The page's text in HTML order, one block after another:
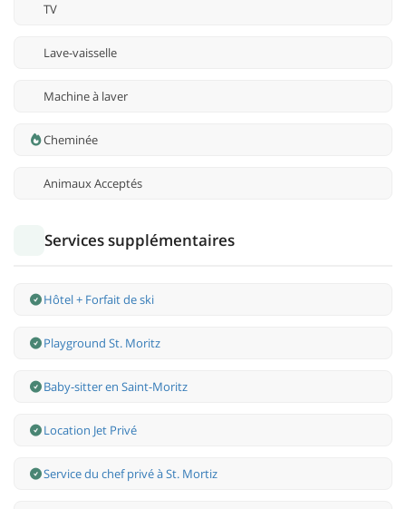
TV
Lave-vaisselle
Machine à laver
Cheminée
Animaux Acceptés
Services supplémentaires
Hôtel + Forfait de ski
Playground St. Moritz
Baby-sitter en Saint-Moritz
Location Jet Privé
Service du chef privé à St. Mortiz